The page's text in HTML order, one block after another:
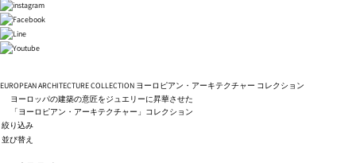
EUROPEAN ARCHITECTURE COLLECTION ヨーロピアン・アーキテクチャー コレクション
ヨーロッパの建築の意匠をジュエリーに昇華させた
「ヨーロピアン・アーキテクチャー」コレクション
絞り込み
並び替え